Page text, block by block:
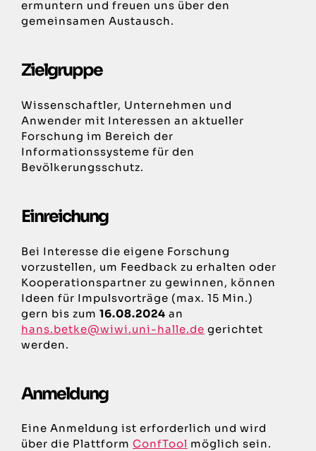
ermuntern und freuen uns über den
gemeinsamen Austausch.
Zielgruppe
Wissenschaftler, Unternehmen und
Anwender mit Interessen an aktueller
Forschung im Bereich der
Informationssysteme für den
Bevölkerungsschutz.
Einreichung
Bei Interesse die eigene Forschung
vorzustellen, um Feedback zu erhalten oder
Kooperationspartner zu gewinnen, können
Ideen für Impulsvorträge (max. 15 Min.)
gern bis zum 16.08.2024 an
hans.betke@wiwi.uni-halle.de gerichtet
werden.
Anmeldung
Eine Anmeldung ist erforderlich und wird
über die Plattform ConfTool möglich sein.